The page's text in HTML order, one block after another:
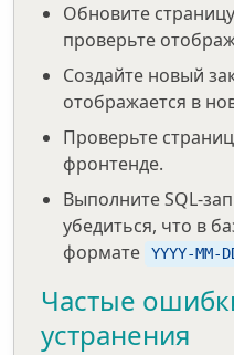
Обновите
проверьте
Создайте новый
отображается в
Проверьте
фронтенде.
Выполните SQL-
убедиться, что в
формате
YYYY-
Частые
устранения